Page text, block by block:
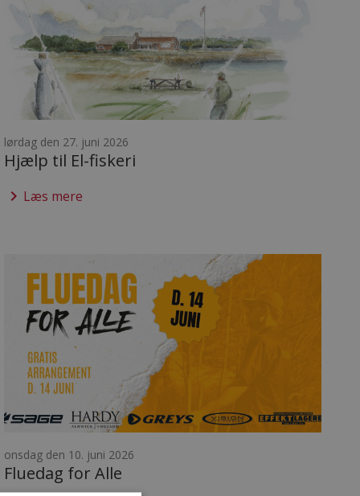
lørdag den 27. juni 2026
Hjælp til El-fiskeri
keyboard_arrow_right Læs mere
onsdag den 10. juni 2026
Fluedag for Alle